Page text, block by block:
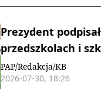
Prezydent
przedszkolach i
PAP/Redakcja/KB
2026-07-30, 18:26